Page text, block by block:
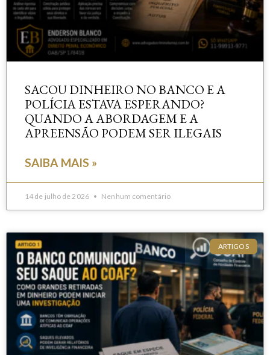
SACOU DINHEIRO NO BANCO E A
POLÍCIA ESTAVA ESPERANDO?
QUANDO A ABORDAGEM E A
APREENSÃO PODEM SER ILEGAIS
SAIBA MAIS »
14 de julho de 2026 Nenhum comentário
ARTIGOS